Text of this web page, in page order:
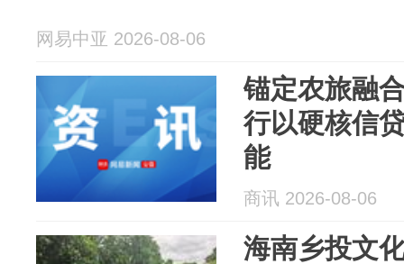
网易中亚 2026-08-06
锚定农旅融
行以硬核信
能
商讯 2026-08-06
海南乡投文